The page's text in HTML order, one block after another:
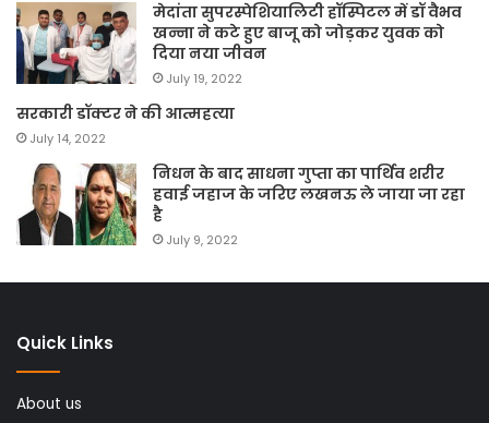
मेदांता सुपरस्पेशियालिटी हॉस्पिटल में डॉ वैभव
खन्ना ने कटे हुए बाजू को जोड़कर युवक को
दिया नया जीवन
July 19, 2022
सरकारी डॉक्टर ने की आत्महत्या
July 14, 2022
निधन के बाद साधना गुप्ता का पार्थिव शरीर
हवाई जहाज के जरिए लखनऊ ले जाया जा रहा
है
July 9, 2022
Quick Links
About us